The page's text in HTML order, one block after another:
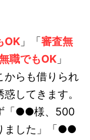
OK 」「 審査無
職でもOK 」
からも借りられ
してきます。
「●●様、500
ました」「●●